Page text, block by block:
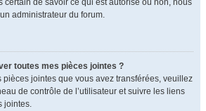
certain de savoir ce qui est autorisé ou non, nous
administrateur du forum.
toutes mes pièces jointes ?
pièces jointes que vous avez transférées, veuillez
de contrôle de l’utilisateur et suivre les liens
jointes.